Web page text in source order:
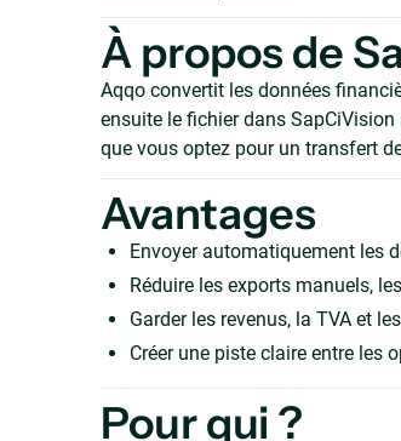
À propos de
Aqqo convertit les données
ensuite le fichier dans
que vous optez pour un transfert
Avantages
Envoyer automatiquement les
Réduire les exports manuels,
Garder les revenus, la TVA et
Créer une piste claire entre les
Pour qui ?